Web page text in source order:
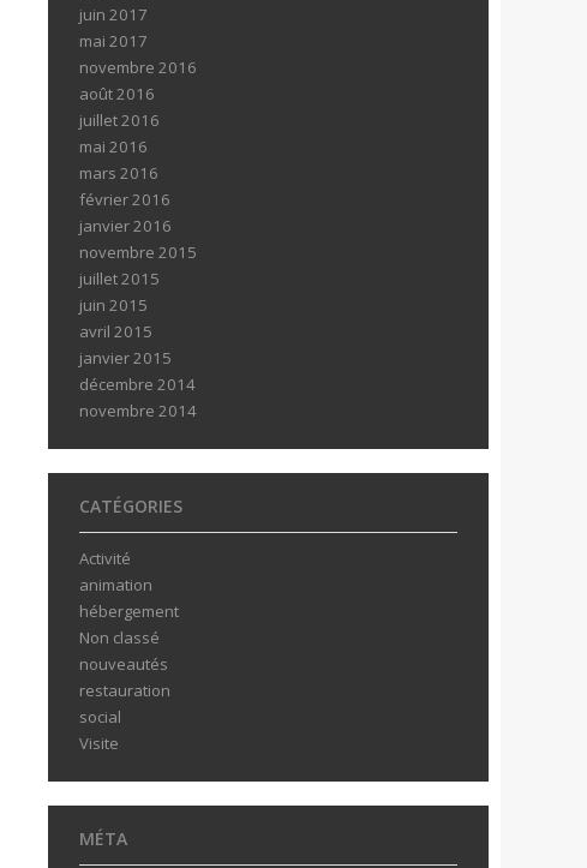
juin 2017
mai 2017
novembre 2016
août 2016
juillet 2016
mai 2016
mars 2016
février 2016
janvier 2016
novembre 2015
juillet 2015
juin 2015
avril 2015
janvier 2015
décembre 2014
novembre 2014
CATÉGORIES
Activité
animation
hébergement
Non classé
nouveautés
restauration
social
Visite
MÉTA